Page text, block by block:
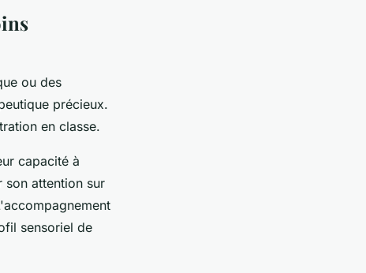
ou des
précieux.
en classe.
capacité à
son attention sur
sensoriel de